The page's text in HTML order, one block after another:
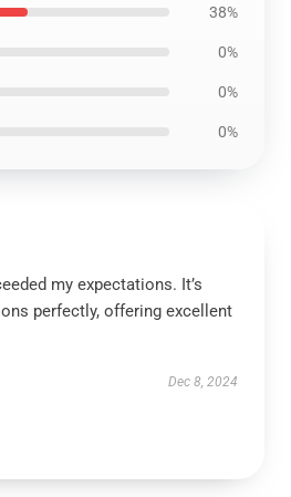
38%
0%
0%
0%
my expectations. It’s
perfectly, offering excellent
Dec 8, 2024